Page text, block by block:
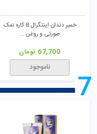
خمیر دندان اینتگرال 8 کاره نمک
صورتی و روغن ...
67,700 تومان
ناموجود
7